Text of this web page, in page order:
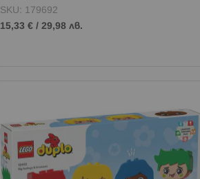
SKU: 179692
15,33 € /29,98 лв.